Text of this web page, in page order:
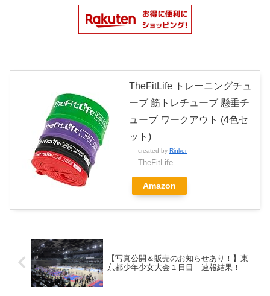
TheFitLife トレーニングチュ
ーブ 筋トレチューブ 懸垂チ
ューブ ワークアウト (4色セ
ット)
created by Rinker
TheFitLife
Amazon
【写真公開＆販売のお知らせあり！】東
京都少年少女大会１日目 速報結果！